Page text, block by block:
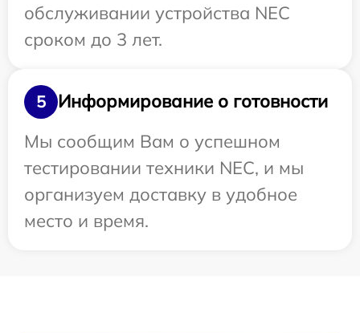
обслуживании устройства NEC
сроком до 3 лет.
5
Информирование о готовности
Мы сообщим Вам о успешном
тестировании техники NEC, и мы
организуем доставку в удобное
место и время.